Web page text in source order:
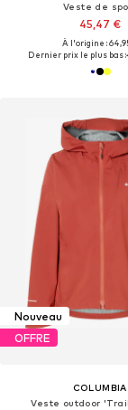
Veste de
45,47 €
À l'origine :
Dernier prix le plus bas :
Nouveau
OFFRE
COLUMBIA
Veste outdoor